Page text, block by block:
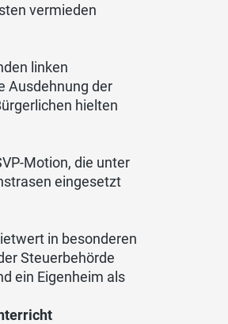
vermieden
linken
Ausdehnung der
hielten
Motion, die unter
eingesetzt
in besonderen
Steuerbehörde
ein Eigenheim als